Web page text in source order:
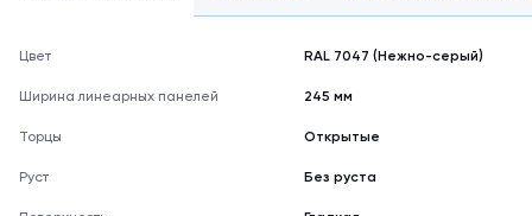
Цвет RAL 7047 (Нежно-серый)
Ширина линеарных панелей 245 мм
Торцы Открытые
Руст Без руста